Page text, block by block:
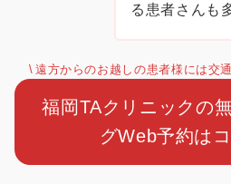
る患者さんも
遠方からのお越しの患者様には交
福岡TAクリニックの
グWeb予約は